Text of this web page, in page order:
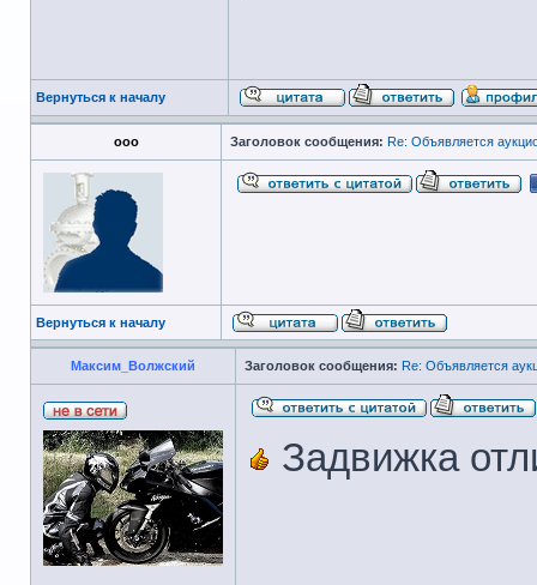
Вернуться к началу
ооо Заголовок сообщения: Re: Объявляется
Вернуться к началу
Максим_Волжский Заголовок сообщения: Re: Объявляется
Задвижка